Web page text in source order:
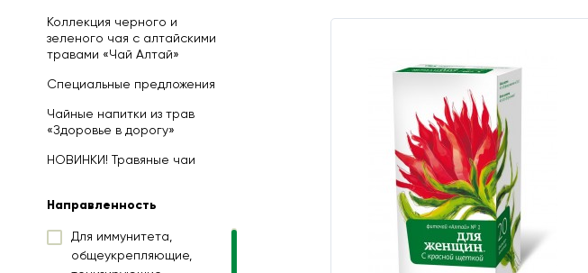
Коллекция черного и
зеленого чая с алтайскими
травами «Чай Алтай»
Специальные предложения
Чайные напитки из трав
«Здоровье в дорогу»
НОВИНКИ! Травяные чаи
Направленность
Для иммунитета,
общеукрепляющие,